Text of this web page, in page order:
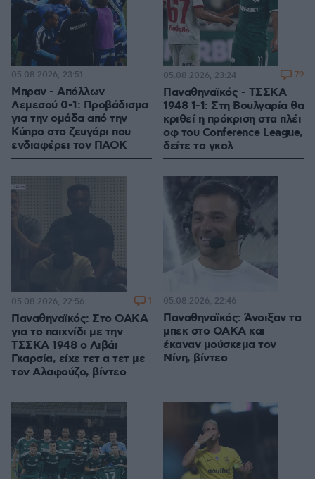
Μπραν - Απόλλων
Λεμεσού 0-1: Προβάδισμα
για την ομάδα από την
Κύπρο στο ζευγάρι που
ενδιαφέρει τον ΠΑΟΚ
05.08.2026, 23:51
Παναθηναϊκός - ΤΣΣΚΑ
1948 1-1: Στη Βουλγαρία θα
κριθεί η πρόκριση στα πλέι
οφ του Conference League,
δείτε τα γκολ
05.08.2026, 23:24 79
Παναθηναϊκός: Στο ΟΑΚΑ
για το παιχνίδι με την
ΤΣΣΚΑ 1948 ο Λιβάι
Γκαρσία, είχε τετ α τετ με
τον Αλαφούζο, βίντεο
05.08.2026, 22:56 1
Παναθηναϊκός: Άνοιξαν τα
μπεκ στο ΟΑΚΑ και
έκαναν μούσκεμα τον
Νίνη, βίντεο
05.08.2026, 22:46